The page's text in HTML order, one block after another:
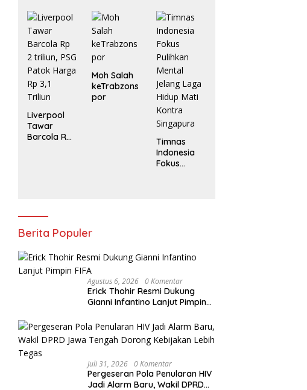
Marselino di
Laga
Penentuan
Liverpool
Tawar
Barcola Rp
Moh Salah
keTrabzons
por
Timnas
Indonesia
Fokus
Berita Populer
Agustus 6, 2026 0 Komentar
Erick Thohir Resmi Dukung
Gianni Infantino Lanjut Pimpin
Juli 31, 2026 0 Komentar
Pergeseran Pola Penularan HIV
Jadi Alarm Baru, Wakil DPRD